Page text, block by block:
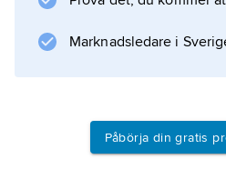
Seden är känd sedan
hänger tomma
har svensexan och
Marknadsledare i
Påbörja din gratis